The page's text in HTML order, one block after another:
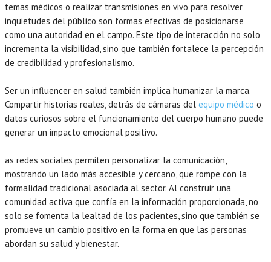
temas médicos o realizar transmisiones en vivo para resolver
inquietudes del público son formas efectivas de posicionarse
como una autoridad en el campo. Este tipo de interacción no solo
incrementa la visibilidad, sino que también fortalece la percepción
de credibilidad y profesionalismo.
Ser un influencer en salud también implica humanizar la marca.
Compartir historias reales, detrás de cámaras del equipo médico o
datos curiosos sobre el funcionamiento del cuerpo humano puede
generar un impacto emocional positivo.
as redes sociales permiten personalizar la comunicación,
mostrando un lado más accesible y cercano, que rompe con la
formalidad tradicional asociada al sector. Al construir una
comunidad activa que confía en la información proporcionada, no
solo se fomenta la lealtad de los pacientes, sino que también se
promueve un cambio positivo en la forma en que las personas
abordan su salud y bienestar.